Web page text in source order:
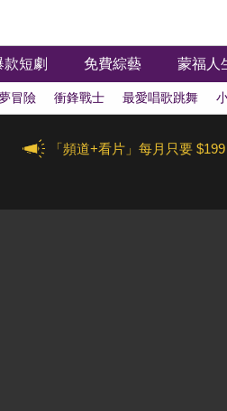
款短劇 免費綜藝 蒙福人
冒險 衝鋒戰士 最愛唱歌跳舞
「頻道+看片」每月只要 $199